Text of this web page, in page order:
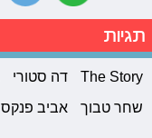
תגיות
The Story דה סטורי
שחר טבוך
אביב פנקס